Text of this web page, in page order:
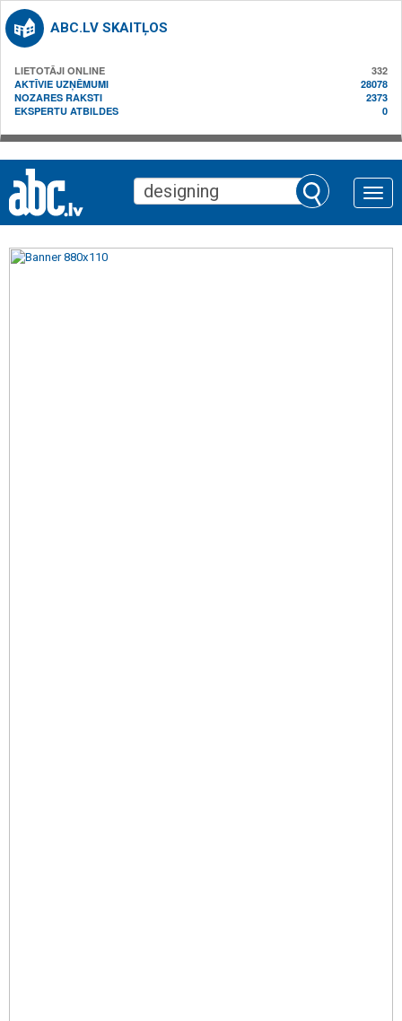
ABC.LV SKAITĻOS
LIETOTĀJI ONLINE
332
AKTĪVIE UZŅĒMUMI
28078
NOZARES RAKSTI
2373
EKSPERTU ATBILDES
0
Toggle